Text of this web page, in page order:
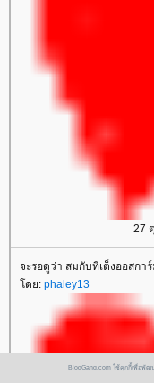
27
จะรอดูว่า สมกับที่เต็งออสกา
ดย: phaley13
BlogGang.com ใช้คุกกี้เพื่อพั